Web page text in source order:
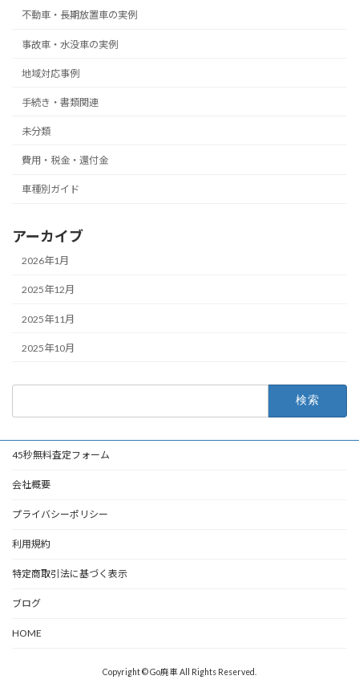
不動車・長期放置車の実例
事故車・水没車の実例
地域対応事例
手続き・書類関連
未分類
費用・税金・還付金
車種別ガイド
アーカイブ
2026年1月
2025年12月
2025年11月
2025年10月
45秒無料査定フォーム
会社概要
プライバシーポリシー
利用規約
特定商取引法に基づく表示
ブログ
HOME
Copyright © Go廃車 All Rights Reserved.